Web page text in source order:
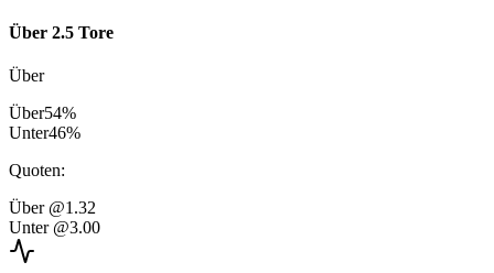
Über 2.5 Tore
Über
Über54%
Unter46%
Quoten:
Über @1.32
Unter @3.00